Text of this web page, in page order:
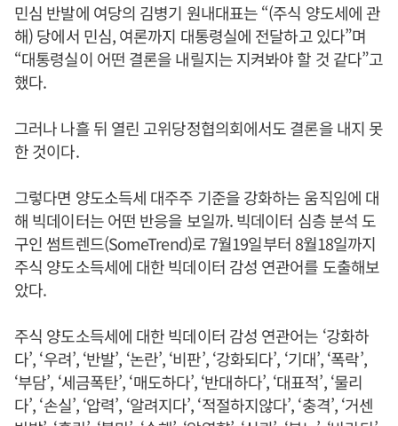
민심 반발에 여당의 김병기 원내대표는 “(주식 양도세에 관
해) 당에서 민심, 여론까지 대통령실에 전달하고 있다”며
“대통령실이 어떤 결론을 내릴지는 지켜봐야 할 것 같다”고
했다.
그러나 나흘 뒤 열린 고위당정협의회에서도 결론을 내지 못
한 것이다.
그렇다면 양도소득세 대주주 기준을 강화하는 움직임에 대
해 빅데이터는 어떤 반응을 보일까. 빅데이터 심층 분석 도
구인 썸트렌드(SomeTrend)로 7월19일부터 8월18일까지
주식 양도소득세에 대한 빅데이터 감성 연관어를 도출해보
았다.
주식 양도소득세에 대한 빅데이터 감성 연관어는 ‘강화하
다’, ‘우려’, ‘반발’, ‘논란’, ‘비판’, ‘강화되다’, ‘기대’, ‘폭락’,
‘부담’, ‘세금폭탄’, ‘매도하다’, ‘반대하다’, ‘대표적’, ‘물리
다’, ‘손실’, ‘압력’, ‘알려지다’, ‘적절하지않다’, ‘충격’, ‘거센